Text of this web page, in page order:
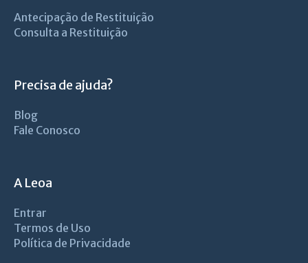
Antecipação de Restituição
Consulta a Restituição
Precisa de ajuda?
Blog
Fale Conosco
A Leoa
Entrar
Termos de Uso
Política de Privacidade